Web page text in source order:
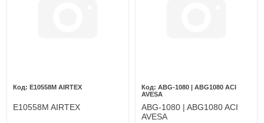
E10558M AIRTEX
E10558M AIRTEX
ABG-1080 | ABG1080 ACI
AVESA
ABG-1080 | ABG1080 ACI
AVESA